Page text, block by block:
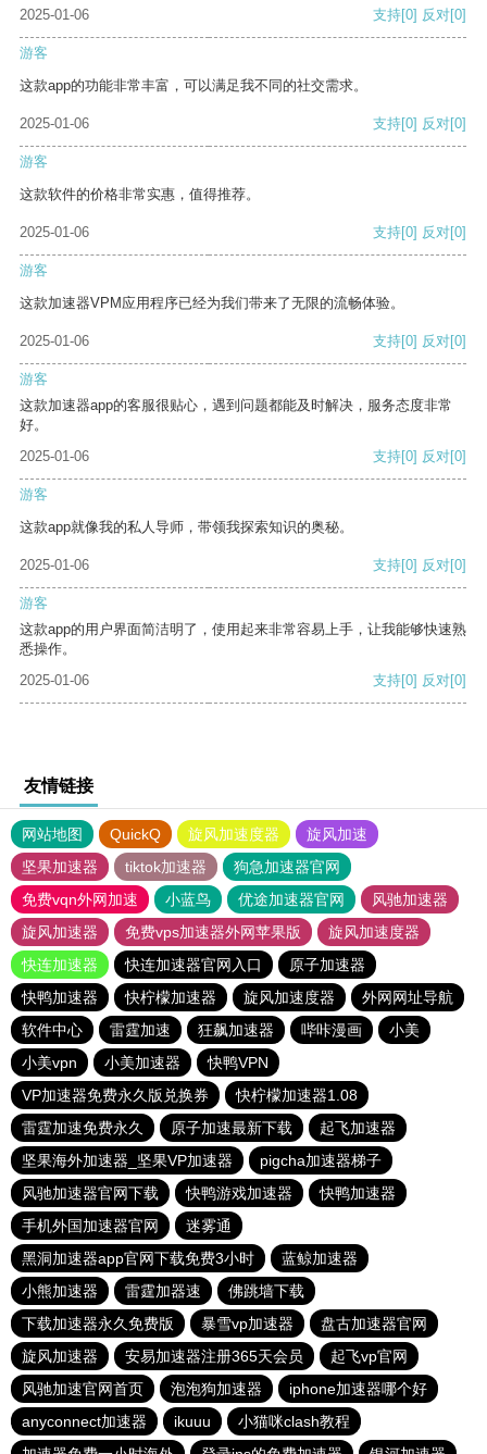
2025-01-06 支持[0] 反对[0]
游客
这款app的功能非常丰富，可以满足我不同的社交需求。
2025-01-06 支持[0] 反对[0]
游客
这款软件的价格非常实惠，值得推荐。
2025-01-06 支持[0] 反对[0]
游客
这款加速器VPM应用程序已经为我们带来了无限的流畅体验。
2025-01-06 支持[0] 反对[0]
游客
这款加速器app的客服很贴心，遇到问题都能及时解决，服务态度非常
好。
2025-01-06
支持[0] 反对[0]
游客
这款app就像我的私人导师，带领我探索知识的奥秘。
2025-01-06 支持[0] 反对[0]
游客
这款app的用户界面简洁明了，使用起来非常容易上手，让我能够快速熟
悉操作。
2025-01-06
支持[0] 反对[0]
友情链接
网站地图 QuickQ 旋风加速度器
旋风加速
坚果加速器
tiktok加速器
狗急加速器官网
免费vqn外网加速
小蓝鸟 优途加速器官网
风驰加速器
旋风加速器
免费vps加速器外网苹果版
旋风加速度器
快连加速器
快连加速器官网入口
原子加速器
快鸭加速器
快柠檬加速器 旋风加速度器
外网网址导航
软件中心
雷霆加速 狂飙加速器 哔咔漫画
小美
小美vpn
小美加速器
快鸭VPN
VP加速器免费永久版兑换券
快柠檬加速器1.08
雷霆加速免费永久
原子加速最新下载
起飞加速器
坚果海外加速器_坚果VP加速器
pigcha加速器梯子
风驰加速器官网下载
快鸭游戏加速器
快鸭加速器
手机外国加速器官网
迷雾通
黑洞加速器app官网下载免费3小时
蓝鲸加速器
小熊加速器
雷霆加器速
佛跳墙下载
下载加速器永久免费版
暴雪vp加速器
盘古加速器官网
旋风加速器
安易加速器注册365天会员
起飞vp官网
风驰加速官网首页
泡泡狗加速器
iphone加速器哪个好
anyconnect加速器
ikuuu
小猫咪clash教程